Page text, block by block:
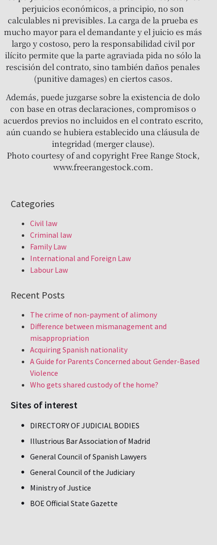
perjuicios económicos, a principio, no son
calculables ni previsibles. La carga de la prueba es
mucho mayor para el demandante y el juicio es más
largo y costoso, pero la responsabilidad civil por
ilícito permite que la parte agraviada pida no sólo la
rescisión del contrato, sino también daños penales
(punitive damages) en ciertos casos.
Además, puede juzgarse sobre la existencia de dolo
con base en otras declaraciones, compromisos o
acuerdos previos no incluidos en el contrato escrito,
aún cuando se hubiera establecido una cláusula de
integridad (merger clause).
Photo courtesy of and copyright Free Range Stock,
www.freerangestock.com.
Categories
Civil law
Criminal law
Family Law
International and Foreign Law
Labour Law
Recent Posts
The crime of non-payment of alimony
Difference between mismanagement and
misappropriation
Acquiring Spanish nationality
A Guide for Parents Concerned about Gender-Based
Violence
Who gets shared custody of the home?
Sites of interest
DIRECTORY OF JUDICIAL BODIES
Illustrious Bar Association of Madrid
General Council of Spanish Lawyers
General Council of the Judiciary
Ministry of Justice
BOE Official State Gazette